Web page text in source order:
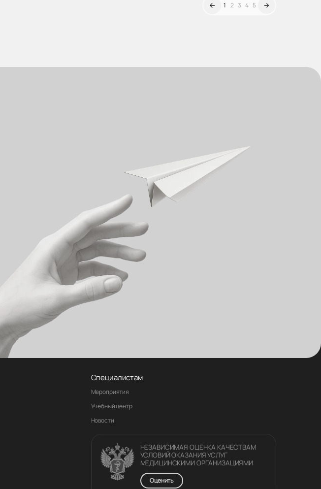
1 2 3 4 5
Специалистам
Мероприятия
Учебный центр
Новости
НЕЗАВИСИМАЯ ОЦЕНКА КАЧЕСТВАM
УСЛОВИЙ ОКАЗАНИЯ УСЛУГ
МЕДИЦИНСКИМИ ОРГАНИЗАЦИЯМИ
Оценить